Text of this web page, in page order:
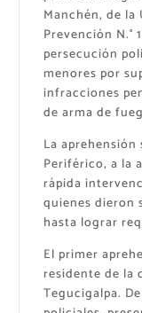
Manchén, de
Prevención N.°
persecución
menores por
infracciones
de arma de
La
Periférico, a la
rápida
quienes dieron
hasta lograr
El primer
residente de la
Tegucigalpa.